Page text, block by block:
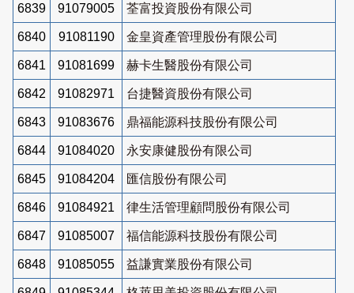
6839 91079005 荃富投資股份有限公司
6840 91081190 金皇資產管理股份有限公司
6841 91081699 赫卡生醫股份有限公司
6842 91082971 台捷醫資股份有限公司
6843 91083676 鼎福能源科技股份有限公司
6844 91084020 永安康健股份有限公司
6845 91084204 匯信股份有限公司
6846 91084921 律生活管理顧問股份有限公司
6847 91085007 福信能源科技股份有限公司
6848 91085055 益謙實業股份有限公司